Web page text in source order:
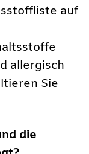
auf
allergisch
Sie
die